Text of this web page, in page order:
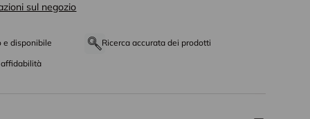
sul negozio
e disponibile
Ricerca accurata dei prodotti